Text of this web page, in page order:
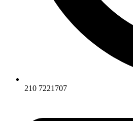
210 7221707